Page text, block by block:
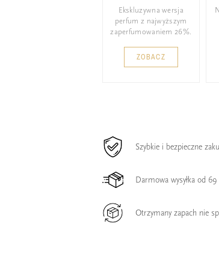
Ekskluzywna wersja
perfum z najwyższym
zaperfumowaniem 26%.
ZOBACZ
Szybkie i bezpieczne
Darmowa wysyłka od
Otrzymany zapach nie